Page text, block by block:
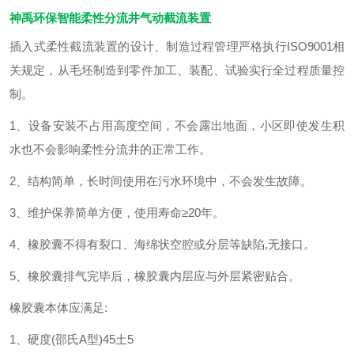
神禹环保智能柔性分流井气动截流装置
插入式柔性截流装置的设计、制造过程管理严格执行ISO9001相
关规定，从毛坯制造到零件加工、装配、试验实行全过程质量控
制。
1
设备安装不占用高度空间，不会露出地面，小区即使发生积
水也不会影响柔性分流井的正常工作。
2 结构简单，长时间使用在污水环境中，不会发生故障。
3 维护保养简单方便，使用寿命≥20年。
4 橡胶囊不得有裂口、海绵状空腔或分层等缺陷,无接口 。
5 橡胶囊排气完毕后，橡胶囊内层应与外层紧密贴合。
橡胶囊本体应满足:
1、 硬度(邵氏A型)45土5